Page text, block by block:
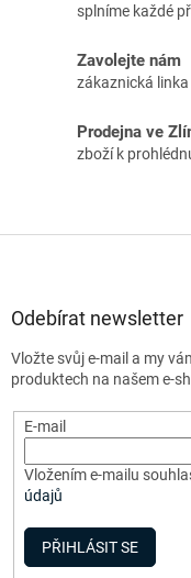
splníme každé
Zavolejte nám
zákaznická
Prodejna ve
zboží k
Odebírat newsletter
Vložte svůj e-mail a my
produktech na našem e-
E-mail
Vložením e-mailu
údajů
PŘIHLÁSIT SE